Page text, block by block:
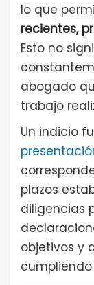
lo que
recientes,
Esto no
abogado
trabajo
Un indicio
plazos
diligencias
objetivos y